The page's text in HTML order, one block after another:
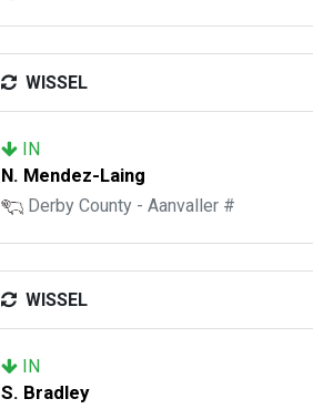
WISSEL
IN
N. Mendez-Laing
Derby County - Aanvaller #
WISSEL
IN
S. Bradley